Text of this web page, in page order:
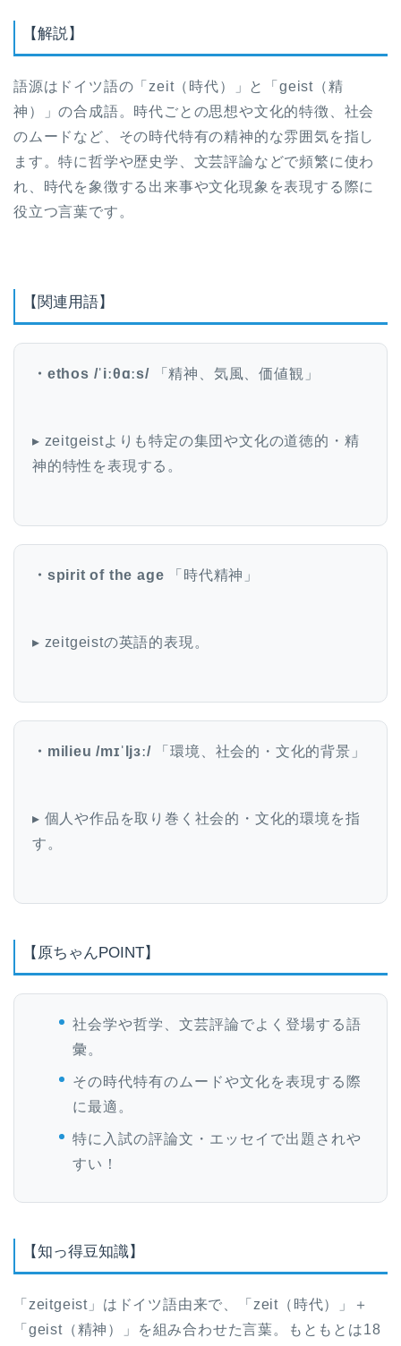
ヤ
【解説】
語源はドイツ語の「zeit（時代）」と「geist（精
神）」の合成語。時代ごとの思想や文化的特徴、社会
のムードなど、その時代特有の精神的な雰囲気を指し
ます。特に哲学や歴史学、文芸評論などで頻繁に使わ
れ、時代を象徴する出来事や文化現象を表現する際に
役立つ言葉です。
【関連用語】
・ethos /ˈiːθɑːs/「精神、気風、価値観」
▸ zeitgeistよりも特定の集団や文化の道徳的・精
神的特性を表現する。
・spirit of the age 「時代精神」
▸ zeitgeistの英語的表現。
・milieu /mɪˈljɜː/「環境、社会的・文化的背景」
▸ 個人や作品を取り巻く社会的・文化的環境を指
す。
【原ちゃんPOINT】
社会学や哲学、文芸評論でよく登場する語
彙。
その時代特有のムードや文化を表現する際
に最適。
特に入試の評論文・エッセイで出題されや
すい！
【知っ得豆知識】
「zeitgeist」はドイツ語由来で、「zeit（時代）」＋
「geist（精神）」を組み合わせた言葉。もともとは18